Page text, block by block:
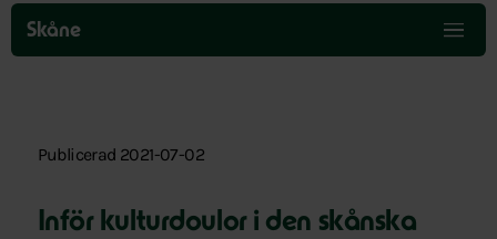
Hoppa
över
menyn
Skåne
Publicerad 2021-07-02
Inför kulturdoulor i den skånska